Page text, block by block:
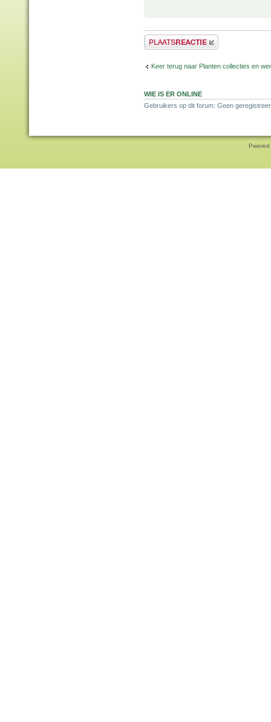
Plaats een reactie
Keer terug naar Planten collecties en
WIE IS ER ONLINE
Gebruikers op dit forum: Geen